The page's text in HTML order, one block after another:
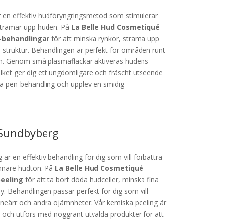
en effektiv hudföryngringsmetod som stimulerar
upp huden. På La Belle Hud Cosmetiqué
behandlingar för att minska rynkor, strama upp
Behandlingen är perfekt för områden runt
Genom små plasmafläckar aktiveras hudens
ger dig ett ungdomligare och fräscht utseende
pen-behandling och upplev en smidig
är en effektiv behandling för dig som vill förbättra
hudton. På La Belle Hud Cosmetiqué
för att ta bort döda hudceller, minska fina
Behandlingen passar perfekt för dig som vill
och andra ojämnheter. Vår kemiska peeling är
och utförs med noggrant utvalda produkter för att